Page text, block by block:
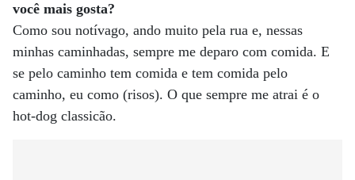
você mais gosta?
Como sou notívago, ando muito pela rua e, nessas
minhas caminhadas, sempre me deparo com comida. E
se pelo caminho tem comida e tem comida pelo
caminho, eu como (risos). O que sempre me atrai é o
hot-dog classicão.